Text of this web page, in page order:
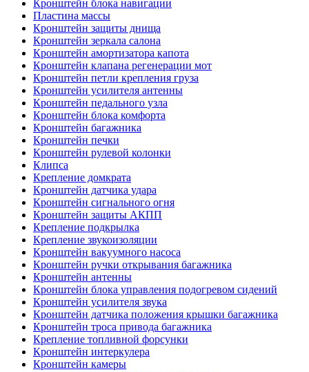
Кронштейн блока навигации
Пластина массы
Кронштейн защиты днища
Кронштейн зеркала салона
Кронштейн амортизатора капота
Кронштейн клапана регенерации мот
Кронштейн петли крепления груза
Кронштейн усилителя антенны
Кронштейн педального узла
Кронштейн блока комфорта
Кронштейн багажника
Кронштейн печки
Кронштейн рулевой колонки
Клипса
Крепление домкрата
Кронштейн датчика удара
Кронштейн сигнального огня
Кронштейн защиты АКПП
Крепление подкрылка
Крепление звукоизоляции
Кронштейн вакуумного насоса
Кронштейн ручки открывания багажника
Кронштейн антенны
Кронштейн блока управления подогревом сидений
Кронштейн усилителя звука
Кронштейн датчика положения крышки багажника
Кронштейн троса привода багажника
Крепление топливной форсунки
Кронштейн интеркулера
Кронштейн камеры